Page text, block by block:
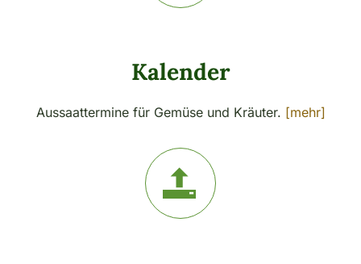
Kalender
Aussaattermine für Gemüse und Kräuter. [mehr]